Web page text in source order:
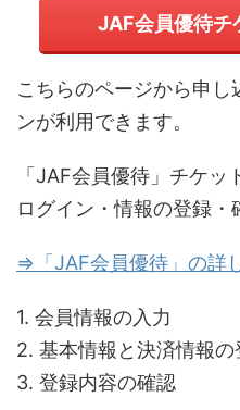
JAF会員優待チ
こちらのページから申
ンが利用できます。
「JAF会員優待」チケッ
ログイン・情報の登録・
⇒「JAF会員優待」の詳
1. 会員情報の入力
2. 基本情報と決済情報の
3. 登録内容の確認